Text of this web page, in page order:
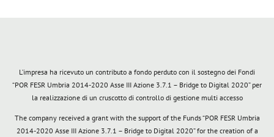
L’impresa ha ricevuto un contributo a fondo perduto con il sostegno dei Fondi
“POR FESR Umbria 2014-2020 Asse III Azione 3.7.1 – Bridge to Digital 2020” per
la realizzazione di un cruscotto di controllo di gestione multi accesso
The company received a grant with the support of the Funds “POR FESR Umbria
2014-2020 Asse III Azione 3.7.1 – Bridge to Digital 2020” for the creation of a